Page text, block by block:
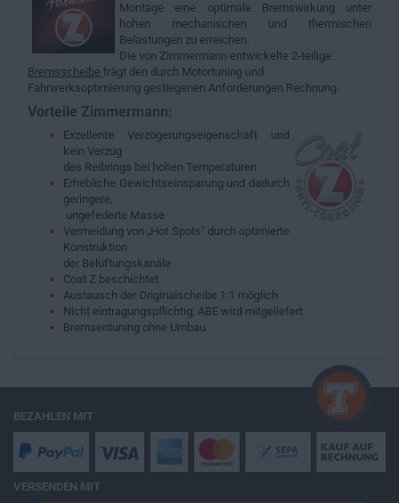
Montage eine optimale Bremswirkung unter
hohen mechanischen und thermischen
Belastungen zu erreichen.
Die von Zimmermann entwickelte 2-teilige
Bremsscheibe trägt den durch Motortuning und
Fahrwerksoptimierung gestiegenen Anforderungen Rechnung.
Vorteile Zimmermann:
Exzellente Verzögerungseigenschaft und
kein Verzug
des Reibrings bei hohen Temperaturen
Erhebliche Gewichtseinsparung und dadurch
geringere,
ungefederte Masse
Vermeidung von „Hot Spots" durch optimierte
Konstruktion
der Belüftungskanäle
Coat Z beschichtet
Austausch der Originalscheibe 1:1 möglich
Nicht eintragungspflichtig; ABE wird mitgeliefert
Bremsentuning ohne Umbau
BEZAHLEN MIT
VERSENDEN MIT